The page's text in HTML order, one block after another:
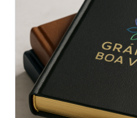
variantes.
opções
podem
ser
escolhidas